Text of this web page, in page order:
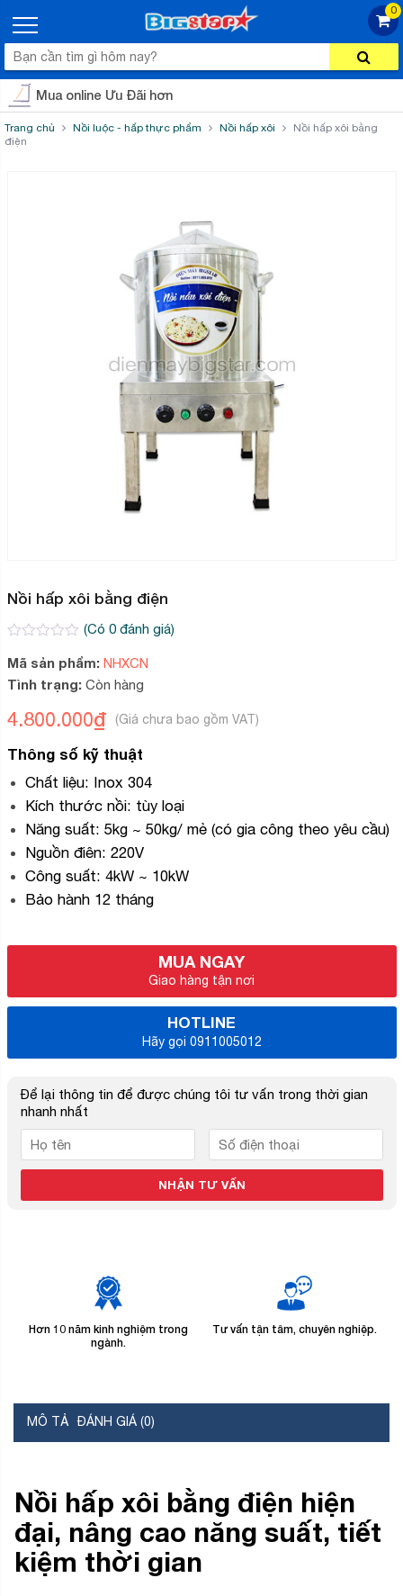
0
Mua online Ưu Đãi hơn
Trang chủ Nồi luộc - hấp thực phẩm Nồi hấp xôi
Nồi hấp xôi bằng
điện
Nồi hấp xôi bằng điện
trên
dựa
đánh
giá
(Có 0đánh giá)
Mã sản phẩm: NHXCN
Tình trạng: Còn hàng
4.800.000₫
Thông số kỹ thuật
Chất liệu: Inox 304
Kích thước nồi: tùy loại
Năng suất: 5kg ~ 50kg/ mẻ (có gia công theo yêu cầu)
Nguồn điên: 220V
Công suất: 4kW ~ 10kW
Bảo hành 12 tháng
MUA NGAY
Giao hàng tận nơi
HOTLINE
Hãy gọi 0911005012
Để lại thông tin để được chúng tôi tư vấn trong thời gian
nhanh nhất
Hơn 10 năm kinh nghiệm trong
ngành.
Tư vấn tận tâm, chuyên nghiệp.
MÔ TẢ ĐÁNH GIÁ (0)
Nồi hấp xôi bằng điện hiện
đại, nâng cao năng suất, tiết
kiệm thời gian